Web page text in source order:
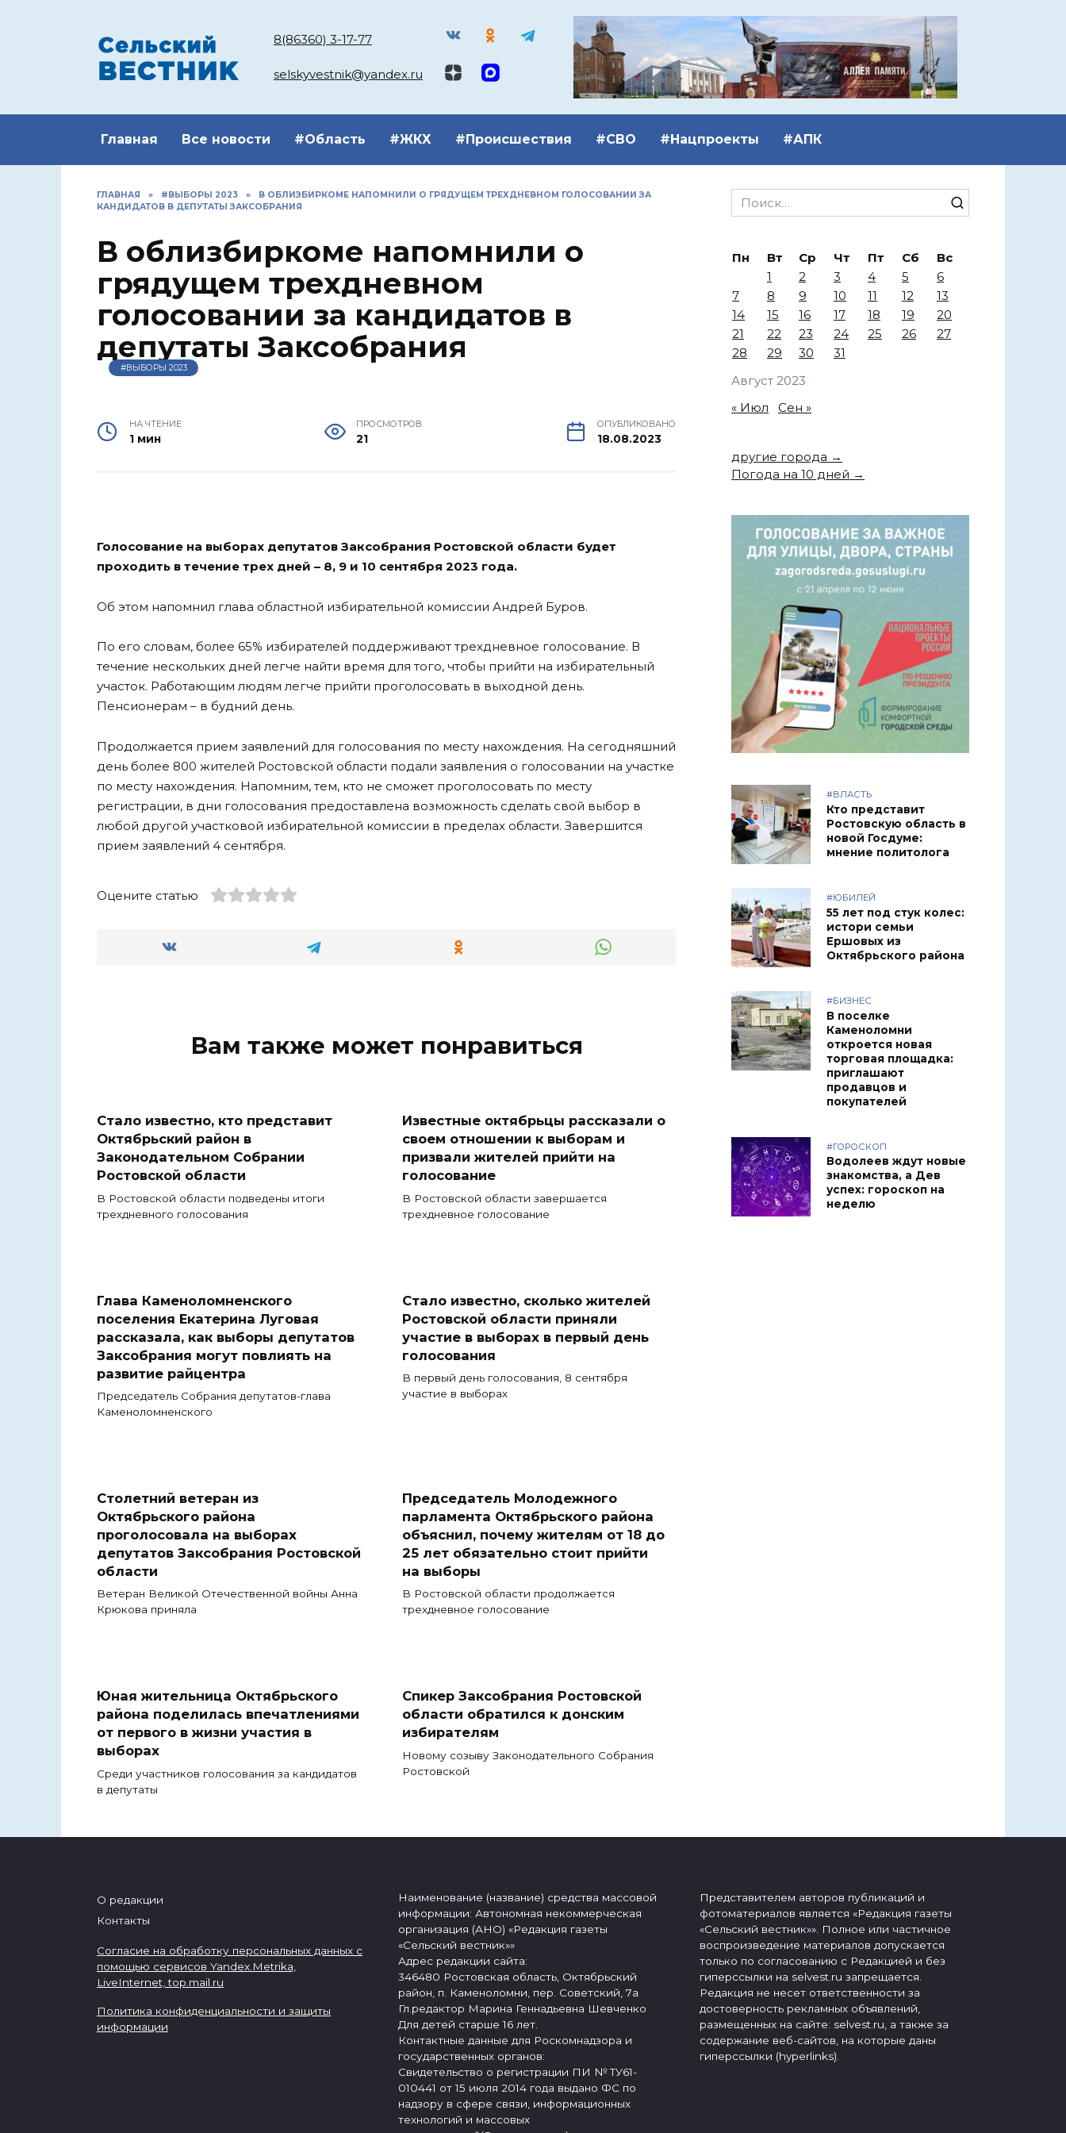
8(86360) 3-17-77
selskyvestnik@yandex.ru
Главная Все новости #Область #ЖКХ #Происшествия #СВО #Нацпроекты #АПК
ГЛАВНАЯ » #ВЫБОРЫ 2023 »
В ОБЛИЗБИРКОМЕ НАПОМНИЛИ О ГРЯДУЩЕМ ТРЕХДНЕВНОМ ГОЛОСОВАНИИ ЗА
КАНДИДАТОВ В ДЕПУТАТЫ ЗАКСОБРАНИЯ
В облизбиркоме напомнили о
грядущем трехдневном
голосовании за кандидатов в
депутаты Заксобрания
#ВЫБОРЫ 2023
НА ЧТЕНИЕ
1 мин
ПРОСМОТРОВ
21
ОПУБЛИКОВАНО
18.08.2023
Голосование на выборах депутатов Заксобрания Ростовской области будет
проходить в течение трех дней – 8, 9 и 10 сентября 2023 года.
Об этом напомнил глава областной избирательной комиссии Андрей Буров.
По его словам, более 65% избирателей поддерживают трехдневное голосование. В
течение нескольких дней легче найти время для того, чтобы прийти на избирательный
участок. Работающим людям легче прийти проголосовать в выходной день.
Пенсионерам – в будний день.
Продолжается прием заявлений для голосования по месту нахождения. На сегодняшний
день более 800 жителей Ростовской области подали заявления о голосовании на участке
по месту нахождения. Напомним, тем, кто не сможет проголосовать по месту
регистрации, в дни голосования предоставлена возможность сделать свой выбор в
любой другой участковой избирательной комиссии в пределах области. Завершится
прием заявлений 4 сентября.
Оцените статью
Вам также может понравиться
Стало известно, кто представит
Октябрьский район в
Законодательном Собрании
Ростовской области
В Ростовской области подведены итоги
трехдневного голосования
Известные октябрьцы рассказали о
своем отношении к выборам и
призвали жителей прийти на
голосование
В Ростовской области завершается
трехдневное голосование
Глава Каменоломненского
поселения Екатерина Луговая
рассказала, как выборы депутатов
Заксобрания могут повлиять на
развитие райцентра
Председатель Собрания депутатов-глава
Каменоломненского
Стало известно, сколько жителей
Ростовской области приняли
участие в выборах в первый день
голосования
В первый день голосования, 8 сентября
участие в выборах
Столетний ветеран из
Октябрьского района
проголосовала на выборах
депутатов Заксобрания Ростовской
области
Ветеран Великой Отечественной войны Анна
Крюкова приняла
Председатель Молодежного
парламента Октябрьского района
объяснил, почему жителям от 18 до
25 лет обязательно стоит прийти
на выборы
В Ростовской области продолжается
трехдневное голосование
Юная жительница Октябрьского
района поделилась впечатлениями
от первого в жизни участия в
выборах
Среди участников голосования за кандидатов
в депутаты
Спикер Заксобрания Ростовской
области обратился к донским
избирателям
Новому созыву Законодательного Собрания
Ростовской
Search
for:
Август 2023
Пн Вт Ср Чт Пт Сб
Вс
1
2 3 4 5
6
7
8 9 10 11 12
13
14
15 16 17 18 19
20
21
22 23 24 25 26
27
28
29 30 31
« Июл Сен »
другие города →
Погода на 10 дней →
#ВЛАСТЬ
Кто представит
Ростовскую область в
новой Госдуме:
мнение политолога
#ЮБИЛЕЙ
55 лет под стук колес:
истори семьи
Ершовых из
Октябрьского района
#БИЗНЕС
В поселке
Каменоломни
откроется новая
торговая площадка:
приглашают
продавцов и
покупателей
#ГОРОСКОП
Водолеев ждут новые
знакомства, а Дев
успех: гороскоп на
неделю
О редакции
Контакты
Согласие на обработку персональных данных с
помощью сервисов Yandex.Metrika,
LiveInternet,top.mail.ru
Политика конфиденциальности и защиты
информации
Наименование (название) средства массовой
информации: Автономная некоммерческая
организация (АНО) «Редакция газеты
«Сельский вестник»»
Адрес редакции сайта:
346480 Ростовская область, Октябрьский
район, п. Каменоломни, пер. Советский, 7а
Гл.редактор Марина Геннадьевна Шевченко
Для детей старше 16 лет.
Контактные данные для Роскомнадзора и
государственных органов:
Свидетельство о регистрации ПИ № ТУ61-
010441 от 15 июля 2014 года выдано ФС по
надзору в сфере связи, информационных
технологий и массовых
Представителем авторов публикаций и
фотоматериалов является «Редакция газеты
«Сельский вестник»». Полное или частичное
воспроизведение материалов допускается
только по согласованию с Редакцией и без
гиперссылки на selvest.ru запрещается.
Редакция не несет ответственности за
достоверность рекламных объявлений,
размещенных на сайте: selvest.ru, а также за
содержание веб-сайтов, на которые даны
гиперссылки (hyperlinks).